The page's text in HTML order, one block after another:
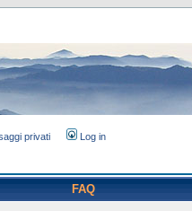
privati Log in
FAQ